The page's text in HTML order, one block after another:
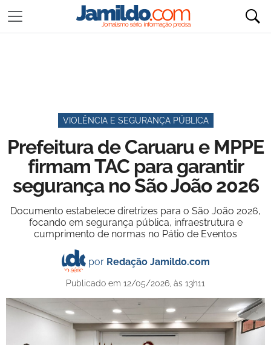
VIOLÊNCIA E SEGURANÇA PÚBLICA
Prefeitura de Caruaru e MPPE
firmam TAC para garantir
segurança no São João 2026
Documento estabelece diretrizes para o São João 2026,
focando em segurança pública, infraestrutura e
cumprimento de normas no Pátio de Eventos
por Redação Jamildo.com
Publicado em 12/05/2026, às 13h11